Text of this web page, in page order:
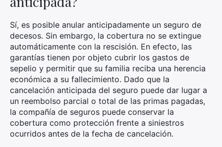
Sí, es posible anular anticipadamente un seguro de
decesos. Sin embargo, la cobertura no se extingue
automáticamente con la rescisión. En efecto, las
garantías tienen por objeto cubrir los gastos de
sepelio y permitir que su familia reciba una herencia
económica a su fallecimiento. Dado que la
cancelación anticipada del seguro puede dar lugar a
un reembolso parcial o total de las primas pagadas,
la compañía de seguros puede conservar la
cobertura como protección frente a siniestros
ocurridos antes de la fecha de cancelación.